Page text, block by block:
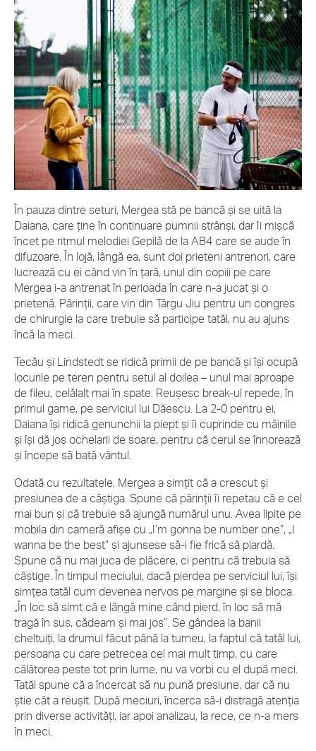
În pauza dintre seturi, Mergea stă pe bancă şi se uită la
Daiana, care ţine în continuare pumnii strânşi, dar îi mişcă
încet pe ritmul melodiei Gepilă de la AB4 care se aude în
difuzoare. În lojă, lângă ea, sunt doi prieteni antrenori, care
lucrează cu ei când vin în ţară, unul din copiii pe care
Mergea i-a antrenat în perioada în care n-a jucat şi o
prietenă. Părinţii, care vin din Târgu Jiu pentru un congres
de chirurgie la care trebuie să participe tatăl, nu au ajuns
încă la meci.
Tecău şi Lindstedt se ridică primii de pe bancă şi îşi ocupă
locurile pe teren pentru setul al doilea – unul mai aproape
de fileu, celălalt mai în spate. Reuşesc break-ul repede, în
primul game, pe serviciul lui Dăescu. La 2-0 pentru ei,
Daiana îşi ridică genunchii la piept şi îi cuprinde cu mâinile
şi îşi dă jos ochelarii de soare, pentru că cerul se înnorează
şi începe să bată vântul.
Odată cu rezultatele, Mergea a simţit că a crescut şi
presiunea de a câştiga. Spune că părinţii îi repetau că e cel
mai bun şi că trebuie să ajungă numărul unu. Avea lipite pe
mobila din cameră afişe cu „I’m gonna be number one”, „I
wanna be the best” şi ajunsese să-i fie frică să piardă.
Spune că nu mai juca de plăcere, ci pentru că trebuia să
câştige. În timpul meciului, dacă pierdea pe serviciul lui, îşi
simţea tatăl cum devenea nervos pe margine şi se bloca.
„În loc să simt că e lângă mine când pierd, în loc să mă
tragă în sus, cădeam şi mai jos”. Se gândea la banii
cheltuiţi, la drumul făcut până la turneu, la faptul că tatăl lui,
persoana cu care petrecea cel mai mult timp, cu care
călătorea peste tot prin lume, nu va vorbi cu el după meci.
Tatăl spune că a încercat să nu pună presiune, dar că nu
ştie cât a reuşit. După meciuri, încerca să-i distragă atenţia
prin diverse activităţi, iar apoi analizau, la rece, ce n-a mers
în meci.